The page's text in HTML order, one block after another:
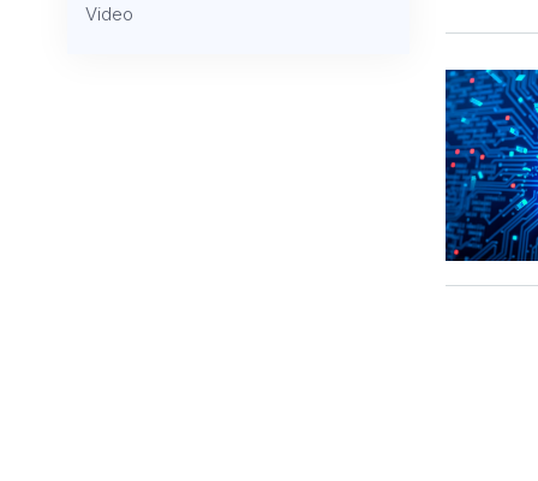
Video